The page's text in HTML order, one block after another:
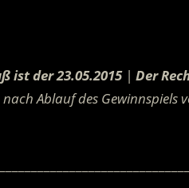
ist der 23.05.2015|Der
Ablauf des